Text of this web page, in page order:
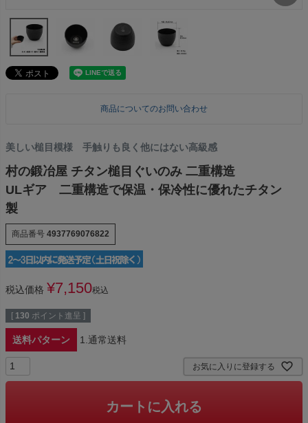
商品についてのお問い合わせ
美しい槌目模様 手触りも良く他にはない高級感
村の鍛冶屋 チタン槌目ぐいのみ 二重構造
ULギア 二重構造で保温・保冷性に優れたチタン
製
商品番号 4937769076822
税込価格 ¥7,150税込
[ 130 ポイント進呈 ]
送料パターン 1.通常送料
お気に入りに登録する
カートに入れる